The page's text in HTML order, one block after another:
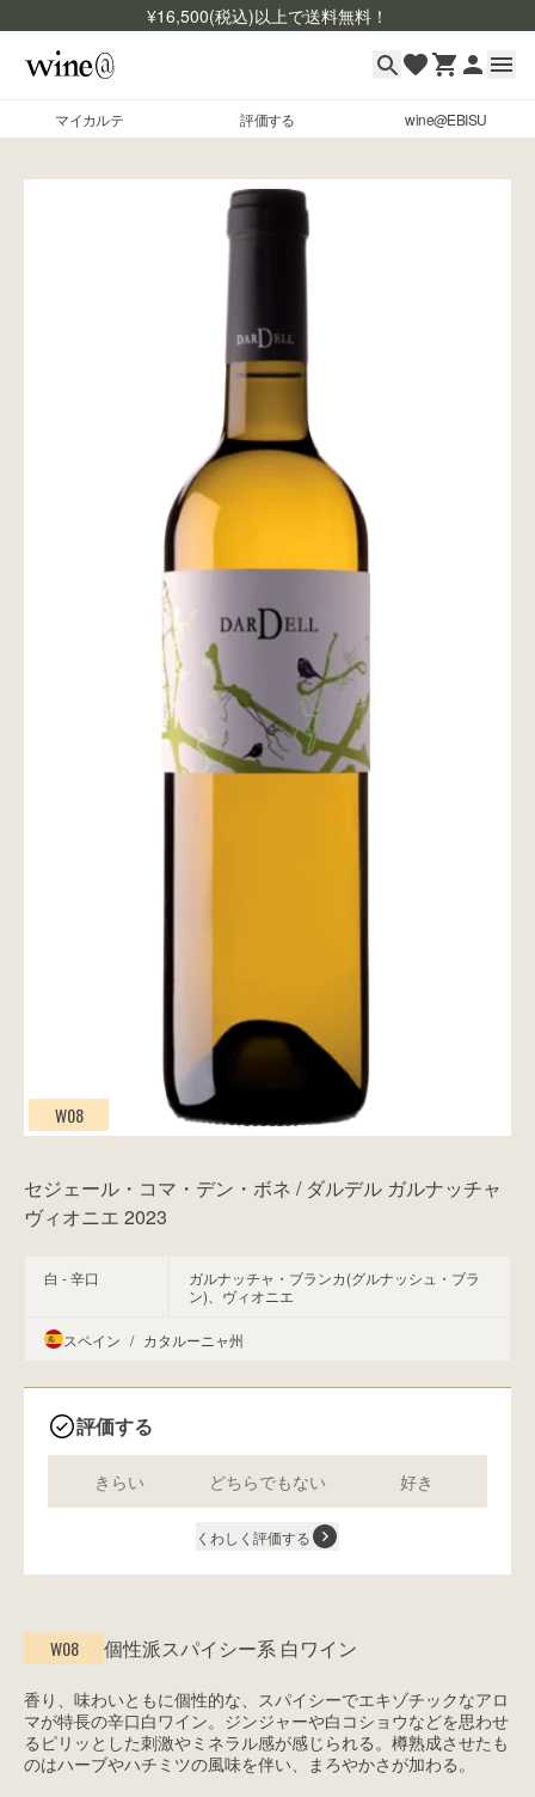
¥16,500(税込)以上で送料無料！
マイカルテ 評価する wine@EBISU
マイカルテ
W08
セジェール・コマ・デン・ボネ / ダルデル ガルナッチャ
ヴィオニエ 2023
白 - 辛口
ガルナッチャ・ブランカ(グルナッシュ・ブラ
ン)、ヴィオニエ
スペイン / カタルーニャ州
評価する
きらい どちらでもない 好き
くわしく評価する
W08 個性派スパイシー系 白ワイン
香り、味わいともに個性的な、スパイシーでエキゾチックなアロ
マが特長の辛口白ワイン。ジンジャーや白コショウなどを思わせ
るピリッとした刺激やミネラル感が感じられる。樽熟成させたも
のはハーブやハチミツの風味を伴い、まろやかさが加わる。